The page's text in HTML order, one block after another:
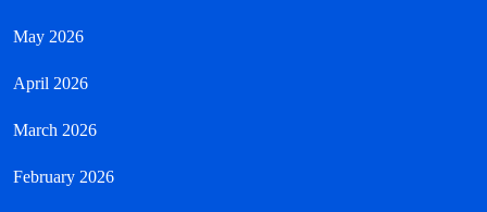
May 2026
April 2026
March 2026
February 2026